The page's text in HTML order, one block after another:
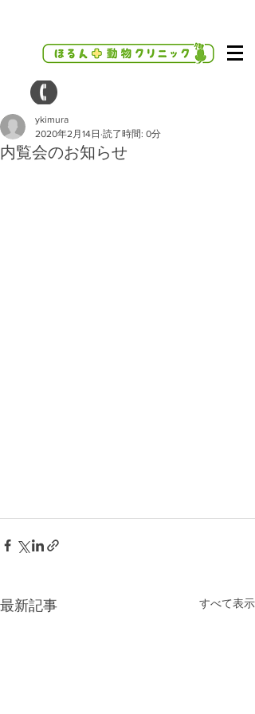
内覧会のお知らせ
ykimura
2020年2月14日 読了時間: 0分
最新記事 すべて表示